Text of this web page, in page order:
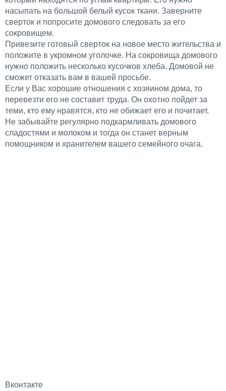
насыпать на большой белый кусок ткани. Заверните
сверток и попросите домового следовать за его
сокровищем.
Привезите готовый сверток на новое место жительства и
положите в укромном уголочке. На сокровища домового
нужно положить несколько кусочков хлеба. Домовой не
сможет отказать вам в вашей просьбе.
Если у Вас хорошие отношения с хозяином дома, то
перевезти его не составит труда. Он охотно пойдет за
теми, кто ему нравятся, кто не обижает его и почитает.
Не забывайте регулярно подкармливать домового
сладостями и молоком и тогда он станет верным
помощником и хранителем вашего семейного очага.
Вконтакте